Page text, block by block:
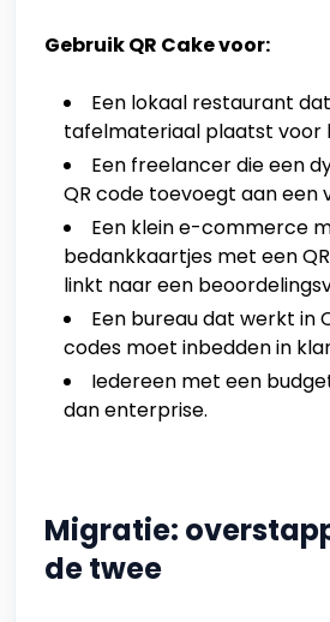
Gebruik QR Cake voor:
Een lokaal restaurant
tafelmateriaal plaatst voor
Een freelancer die een
QR code toevoegt aan een
Een klein e-commerce
bedankkaartjes met een
linkt naar een
Een bureau dat werkt in
codes moet inbedden in
Iedereen met een
dan enterprise.
Migratie:
de twee